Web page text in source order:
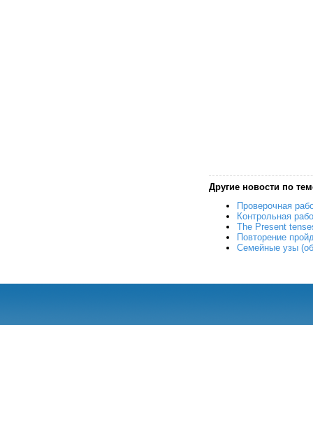
Другие новости по
Проверочная
Контрольная
The Present
Повторение
Семейные узы